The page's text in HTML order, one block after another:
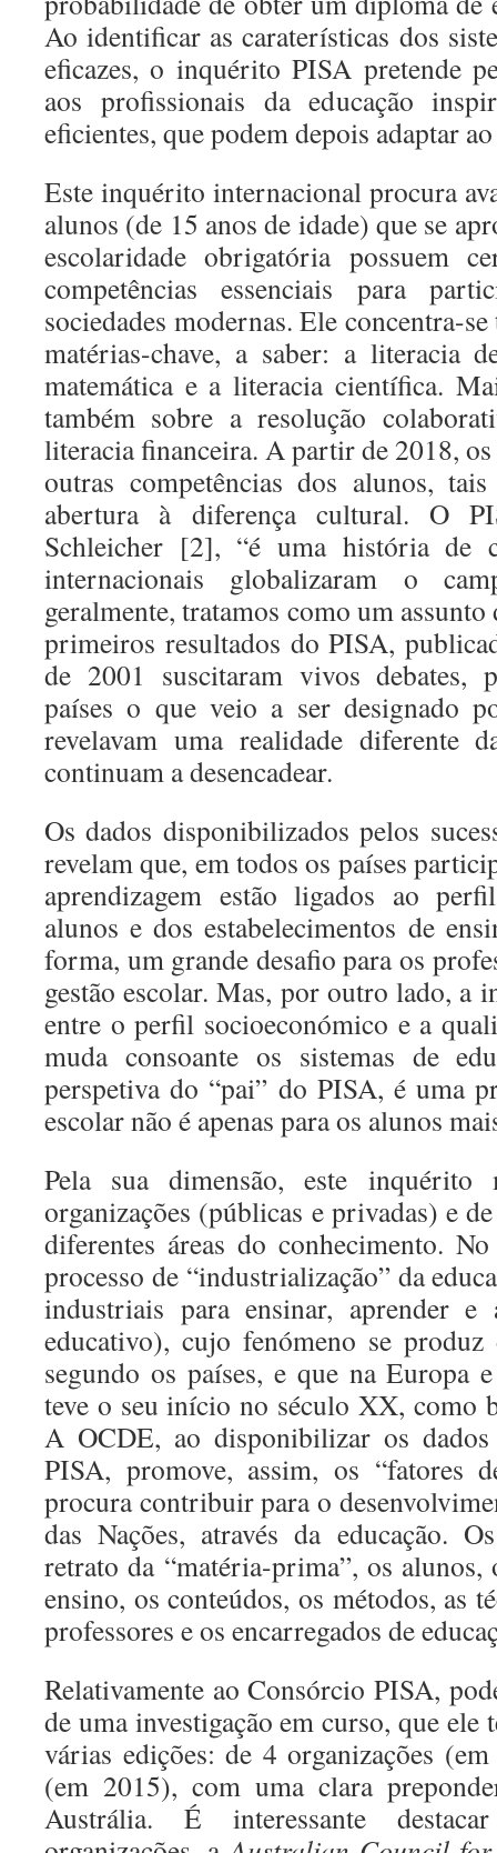
Ao identificar as caraterísticas dos
eficazes, o inquérito PISA pretende
aos profissionais da educação
eficientes, que podem depois adaptar
Este inquérito internacional procura
alunos (de 15 anos de idade) que se
escolaridade obrigatória possuem
competências essenciais para
sociedades modernas. Ele concentra-
matérias-chave, a saber: a literacia
matemática e a literacia científica.
também sobre a resolução
literacia financeira. A partir de 2018,
outras competências dos alunos,
abertura à diferença cultural. O
Schleicher [2], “é uma história de
internacionais globalizaram o
geralmente, tratamos como um
primeiros resultados do PISA,
de 2001 suscitaram vivos debates,
países o que veio a ser designado
revelavam uma realidade diferente
continuam a desencadear.
Os dados disponibilizados pelos
revelam que, em todos os países
aprendizagem estão ligados ao
alunos e dos estabelecimentos de
forma, um grande desafio para os
gestão escolar. Mas, por outro lado, a
entre o perfil socioeconómico e a
muda consoante os sistemas de
perspetiva do “pai” do PISA, é uma
escolar não é apenas para os alunos
Pela sua dimensão, este inquérito
organizações (públicas e privadas) e
diferentes áreas do conhecimento.
processo de “industrialização” da
industriais para ensinar, aprender e
educativo), cujo fenómeno se
segundo os países, e que na Europa
teve o seu início no século XX, como
A OCDE, ao disponibilizar os
PISA, promove, assim, os “fatores
procura contribuir para o
das Nações, através da educação.
retrato da “matéria-prima”, os alunos,
ensino, os conteúdos, os métodos, as
professores e os encarregados de
Relativamente ao Consórcio PISA,
de uma investigação em curso, que ele
várias edições: de 4 organizações
(em 2015), com uma clara
Austrália. É interessante